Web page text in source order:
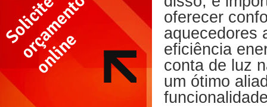
oferecer
aquecedores
eficiência
conta de luz
um ótimo